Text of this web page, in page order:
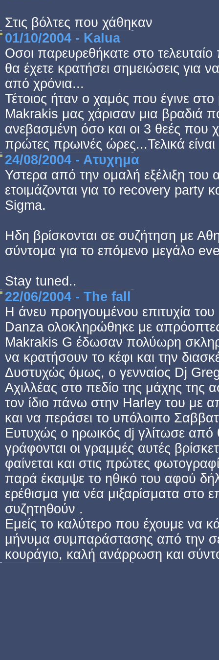
Στις βόλτες που χάθηκαν
01/10/2004 - Kalua
Οσοι παρευρεθήκατε στο
θα έχετε κρατήσει σημειώσεις για
από χρόνια...
Τέτοιος ήταν ο χαμός που έγινε
Makrakis μας χάρισαν μια βραδιά
ανεβασμένη όσο και οι 3 θεές που
πρώτες πρωινές ώρες...Τελικά
24/08/2004 - Ατυχημα
Υστερα από την ομαλή εξέλιξη
ετοιμάζονται για το recovery party
Sigma.
Ηδη βρίσκονται σε συζήτηση με
σύντομα για το επόμενο μεγάλο
Stay tuned..
22/06/2004 - The fall
Η άνευ προηγουμένου επιτυχία
Danza ολοκληρώθηκε με
Makrakis G έδωσαν πολύωρη
να κρατήσουν το κέφι και την
Δυστυχώς όμως, ο γενναίος Dj
Αχιλλέας στο πεδίο της μάχης της
τον ίδιο πάνω στην Harley του με
και να περάσει το υπόλοιπο
Ευτυχώς ο ηρωικός dj γλίτωσε από
γράφονται οι γραμμές αυτές
φαίνεται και στις πρώτες
παρά έκαμψε το ηθικό του αφού
ερέθισμα για νέα μιξαρίσματα
συζητηθούν .
Εμείς το καλύτερο που έχουμε να
μήνυμα συμπαράστασης από την
κουράγιο, καλή ανάρρωση και